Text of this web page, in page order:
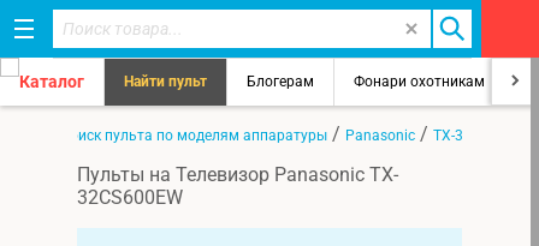
Каталог Найти пульт Блогерам Фонари охотникам
Поиск пульта по моделям аппаратуры / Panasonic / TX-32CS600EW
Пульты на Телевизор Panasonic TX-
32CS600EW